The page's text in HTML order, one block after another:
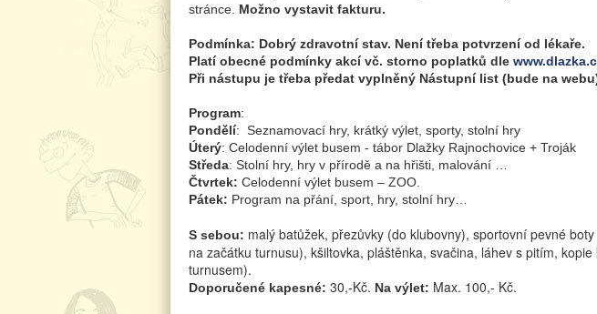
stránce. Možno vystavit fakturu.
Podmínka: Dobrý zdravotní stav. Není třeba potvrzení od lékaře.
Platí obecné podmínky akcí vč. storno poplatků dle
Při nástupu je třeba předat vyplněný Nástupní list (bude na
Program:
Pondělí: Seznamovací hry, krátký výlet, sporty, stolní hry
Úterý: Celodenní výlet busem - tábor Dlažky Rajnochovice + Troják
Středa: Stolní hry, hry v přírodě a na hřišti, malování …
Čtvrtek: Celodenní výlet busem – ZOO.
Pátek: Program na přání, sport, hry, stolní hry…
S sebou: malý batůžek, přezůvky (do klubovny), sportovní pevné
na začátku turnusu), kšiltovka, pláštěnka, svačina, láhev s pitím,
turnusem).
Doporučené kapesné: 30,-Kč. Na výlet: Max. 100,- Kč.